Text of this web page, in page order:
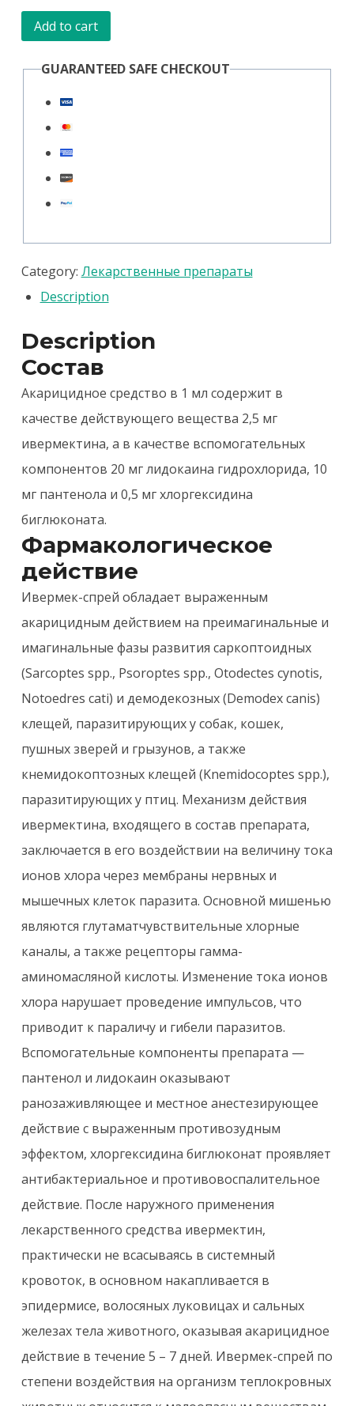
Ивермек-
флакон
quantity
Add to cart
GUARANTEED SAFE CHECKOUT
Category: Лекарственные препараты
Description
Description
Состав
Акарицидное средство в 1 мл содержит в
качестве действующего вещества 2,5 мг
ивермектина, а в качестве вспомогательных
компонентов 20 мг лидокаина гидрохлорида, 10
мг пантенола и 0,5 мг хлоргексидина
биглюконата.
Фармакологическое
действие
Ивермек-спрей обладает выраженным
акарицидным действием на преимагинальные и
имагинальные фазы развития саркоптоидных
(Sarcoptes spp., Psoroptes spp., Otodectes cynotis,
Notoedres cati) и демодекозных (Demodex canis)
клещей, паразитирующих у собак, кошек,
пушных зверей и грызунов, а также
кнемидокоптозных клещей (Knemidocoptes spp.),
паразитирующих у птиц. Механизм действия
ивермектина, входящего в состав препарата,
заключается в его воздействии на величину тока
ионов хлора через мембраны нервных и
мышечных клеток паразита. Основной мишенью
являются глутаматчувствительные хлорные
каналы, а также рецепторы гамма-
аминомасляной кислоты. Изменение тока ионов
хлора нарушает проведение импульсов, что
приводит к параличу и гибели паразитов.
Вспомогательные компоненты препарата —
пантенол и лидокаин оказывают
ранозаживляющее и местное анестезирующее
действие с выраженным противозудным
эффектом, хлоргексидина биглюконат проявляет
антибактериальное и противовоспалительное
действие. После наружного применения
лекарственного средства ивермектин,
практически не всасываясь в системный
кровоток, в основном накапливается в
эпидермисе, волосяных луковицах и сальных
железах тела животного, оказывая акарицидное
действие в течение 5 – 7 дней. Ивермек-спрей по
степени воздействия на организм теплокровных